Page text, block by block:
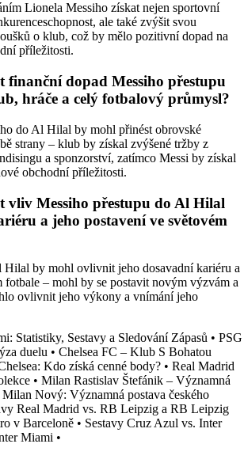
Lionela Messiho získat nejen sportovní
ale také zvýšit svou
o klub, což by mělo pozitivní dopad na
příležitosti.
dopad Messiho přestupu
hráče a celý fotbalový průmysl?
do Al Hilal by mohl přinést obrovské
strany – klub by získal zvýšené tržby z
a sponzorství, zatímco Messi by získal
obchodní příležitosti.
vliv Messiho přestupu do Al Hilal
a jeho postavení ve světovém
Hilal by mohl ovlivnit jeho dosavadní kariéru a
fotbale – mohl by se postavit novým výzvám a
ovlivnit jeho výkony a vnímání jeho
Statistiky, Sestavy a Sledování Zápasů • PSG
duelu • Chelsea FC – Klub S Bohatou
Kdo získá cenné body? • Real Madrid
• Milan Rastislav Štefánik – Významná
Milan Nový: Významná postava českého
Real Madrid vs. RB Leipzig a RB Leipzig
v Barceloně • Sestavy Cruz Azul vs. Inter
Miami •